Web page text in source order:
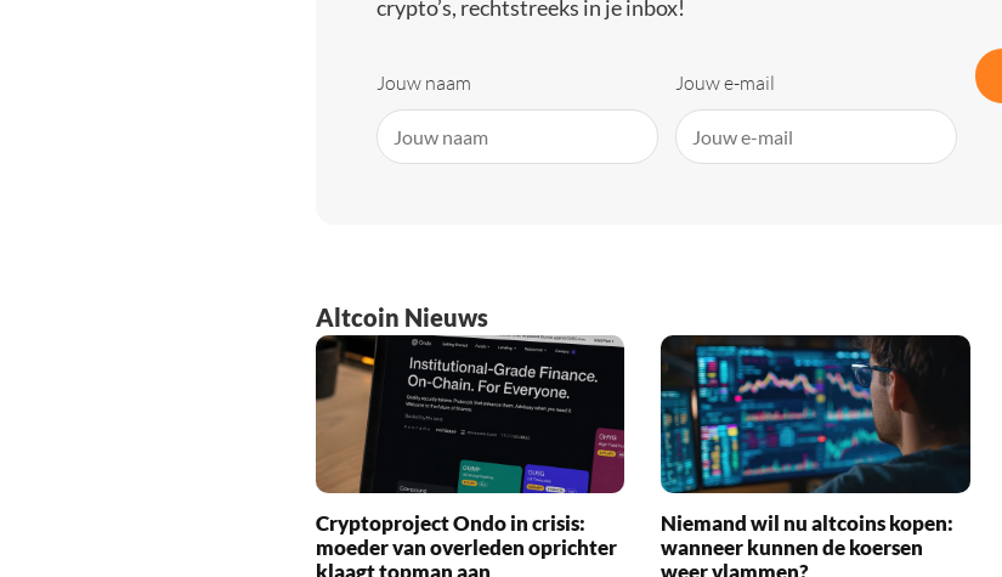
crypto’s, rechtstreeks in je inbox!
Jouw naam Jouw e-mail
Altcoin Nieuws
Cryptoproject Ondo in crisis:
moeder van overleden oprichter
klaagt topman aan
Niemand wil nu altcoins kopen:
wanneer kunnen de koersen
weer vlammen?